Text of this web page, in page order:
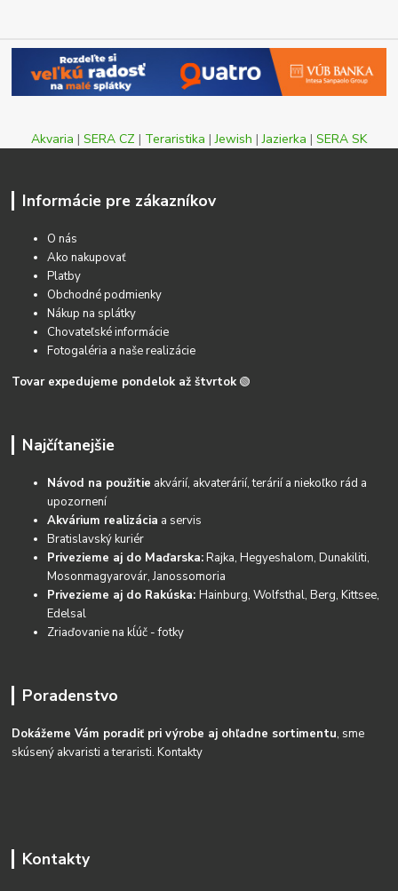
Akvaria | SERA CZ | Teraristika |Jewish |Jazierka | SERA SK
Informácie pre zákazníkov
O nás
Ako nakupovať
Platby
Obchodné podmienky
Nákup na splátky
Chovateľské informácie
Fotogaléria a naše realizácie
Tovar expedujeme pondelok až štvrtok 🟢
Najčítanejšie
Návod na použitie akvárií, akvaterárií, terárií a niekoľko rád a
upozornení
Akvárium realizácia a servis
Bratislavský kuriér
Privezieme aj do Maďarska:Rajka, Hegyeshalom, Dunakiliti,
Mosonmagyarovár, Janossomoria
Privezieme aj do Rakúska:Hainburg, Wolfsthal, Berg, Kittsee,
Edelsal
Zriaďovanie na kĺúč - fotky
Poradenstvo
Dokážeme Vám poradiť pri výrobe aj ohľadne sortimentu, sme
skúsený akvaristi a teraristi.Kontakty
Kontakty